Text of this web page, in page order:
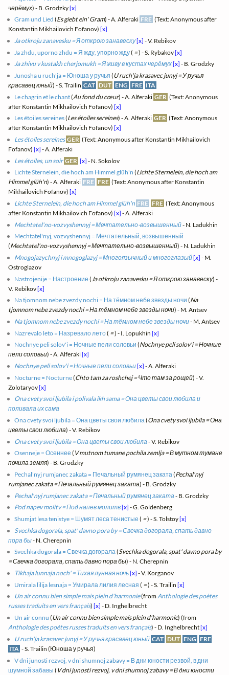
черёмух) - B. Grodzky[x]
Gram und Lied (Es giebt ein' Gram) - A. Alferaki FRE (Text: Anonymous after
Konstantin Mikhailovich Fofanov)[x]
Ja otkroju zanavesku = Я открою занавеску[x] - V. Rebikov
Ja zhdu, uporno zhdu = Я жду, упорно жду( =) - S. Rybakov[x]
Ja zhivu v kustakh cherjomukh = Я живу в кустах черёмух[x] - B. Grodzky
Junosha u ruch'ja = Юноша у ручья (U ruch'ja krasavec junyj = У ручья
красавец юный) - S. Trailin CAT DUT ENG FRE ITA
Le chagrin et le chant(Au fond du cœur) - A. Alferaki GER (Text: Anonymous
after Konstantin Mikhailovich Fofanov)[x]
Les étoiles sereines(Les étoiles sereines) - A. Alferaki GER (Text: Anonymous
after Konstantin Mikhailovich Fofanov)[x]
Les étoiles sereines GER (Text: Anonymous after Konstantin Mikhailovich
Fofanov)[x] - A. Alferaki
Les étoiles, un soir GER [x] - N. Sokolov
Lichte Sternelein, die hoch am Himmel glüh'n (Lichte Sternelein, die hoch am
Himmel glüh'n) - A. Alferaki FRE FRE (Text: Anonymous after Konstantin
Mikhailovich Fofanov)[x]
Lichte Sternelein, die hoch am Himmel glüh'n FRE FRE (Text: Anonymous
after Konstantin Mikhailovich Fofanov)[x] - A. Alferaki
Mechtatel'no-vozvyshennyj = Мечтательно-возвышенный- N. Ladukhin
Mechtatel'nyj, vozvyshennyj = Мечтательный, возвышенный
(Mechtatel'no-vozvyshennyj = Мечтательно-возвышенный) - N. Ladukhin
Mnogojazychnyj i mnogoglazyj = Многоязычный и многоглазый[x] - M.
Ostroglazov
Nastrojenije = Настроение ( Ja otkroju zanavesku = Я открою занавеску) -
V. Rebikov[x]
Na tjomnom nebe zvezdy nochi = На тёмном небе звезды ночи (Na
tjomnom nebe zvezdy nochi = На тёмном небе звезды ночи) - M. Antsev
Na tjomnom nebe zvezdy nochi = На тёмном небе звезды ночи- M. Antsev
Nazrevalo leto = Назревало лето( =) - I. Lopukhin[x]
Nochnye peli solov'i = Ночные пели соловьи (Nochnye peli solov'i = Ночные
пели соловьи) - A. Alferaki[x]
Nochnye peli solov'i = Ночные пели соловьи[x] - A. Alferaki
Nocturne = Nocturne(Chto tam za roshchej = Что там за рощей) - V.
Zolotaryov[x]
Ona cvety svoi ljubila i polivala ikh sama = Она цветы свои любила и
поливала их сама
Ona cvety svoi ljubila = Она цветы свои любила(Ona cvety svoi ljubila = Она
цветы свои любила) - V. Rebikov
Ona cvety svoi ljubila = Она цветы свои любила - V. Rebikov
Osenneje = Осеннее ( V mutnom tumane pochila zemlja = В мутном тумане
почила земля) - B. Grodzky
Pechal'nyj rumjanec zakata = Печальный румянец заката(Pechal'nyj
rumjanec zakata = Печальный румянец заката) - B. Grodzky
Pechal'nyj rumjanec zakata = Печальный румянец заката - B. Grodzky
Pod napev molitv = Под напев молитв[x] - G. Goldenberg
Shumjat lesa tenistye = Шумят леса тенистые ( =) - S. Tolstoy[x]
Svechka dogorala, spat' davno pora by = Свечка догорала, спать давно
пора бы- N. Cherepnin
Svechka dogorala = Свечка догорала(Svechka dogorala, spat' davno pora by
= Свечка догорала, спать давно пора бы) - N. Cherepnin
Tikhaja lunnaja noch' = Тихая лунная ночь[x] - V. Korganov
Umirala lilija lesnaja = Умирала лилия лесная ( =) - S. Trailin[x]
Un air connu bien simple mais plein d'harmonie(fromAnthologie des poètes
russes traduits en vers français)[x] - D. Inghelbrecht
Un air connu (Un air connu bien simple mais plein d'harmonie) (from
Anthologie des poètes russes traduits en vers français) - D. Inghelbrecht[x]
U ruch'ja krasavec junyj = У ручья красавец юный CAT DUT ENG FRE
ITA - S. Trailin (Юноша у ручья)
V dni junosti rezvoj, v dni shumnoj zabavy = В дни юности резвой, в дни
шумной забавы ( V dni junosti rezvoj, v dni shumnoj zabavy = В дни юности